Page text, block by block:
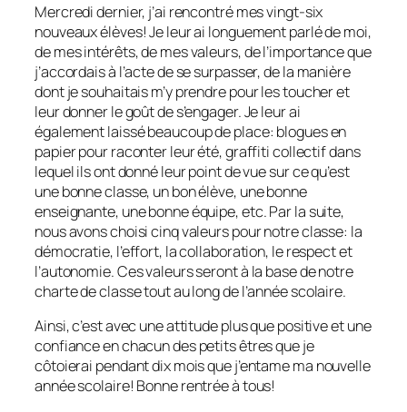
Mercredi dernier, j’ai rencontré mes vingt-six
nouveaux élèves! Je leur ai longuement parlé de moi,
de mes intérêts, de mes valeurs, de l’importance que
j’accordais à l’acte de se surpasser, de la manière
dont je souhaitais m’y prendre pour les toucher et
leur donner le goût de s’engager. Je leur ai
également laissé beaucoup de place: blogues en
papier pour raconter leur été, graffiti collectif dans
lequel ils ont donné leur point de vue sur ce qu’est
une bonne classe, un bon élève, une bonne
enseignante, une bonne équipe, etc. Par la suite,
nous avons choisi cinq valeurs pour notre classe: la
démocratie, l’effort, la collaboration, le respect et
l’autonomie. Ces valeurs seront à la base de notre
charte de classe tout au long de l’année scolaire.
Ainsi, c’est avec une attitude plus que positive et une
confiance en chacun des petits êtres que je
côtoierai pendant dix mois que j’entame ma nouvelle
année scolaire! Bonne rentrée à tous!